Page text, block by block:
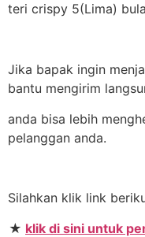
teri crispy 5(Lima)
Jika bapak ingin
bantu mengirim
anda bisa lebih
pelanggan anda.
Silahkan klik link
★ klik di sini untuk